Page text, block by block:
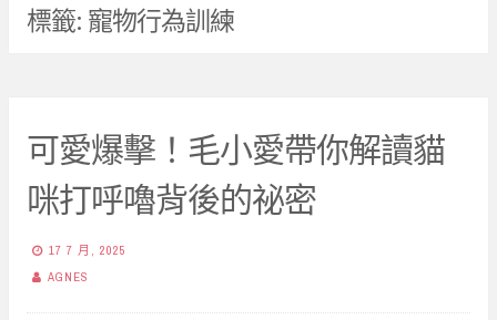
標籤: 寵物行為訓練
可愛爆擊！毛小愛帶你解讀貓
咪打呼嚕背後的祕密
17 7 月, 2025
AGNES